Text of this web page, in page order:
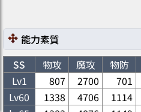
能力素質
SS
物攻 魔攻 物防
Lv1
807 2700 701
Lv60 1338 4706 1114